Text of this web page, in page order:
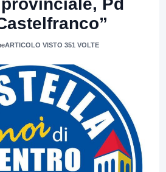
Pd
ARTICOLO VISTO 351 VOLTE